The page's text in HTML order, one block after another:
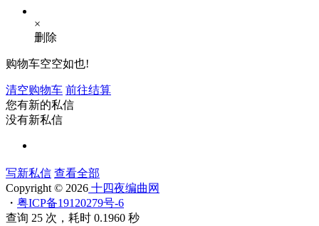
×
删除
购物车空空如也!
清空购物车 前往结算
您有新的私信
没有新私信
写新私信 查看全部
Copyright © 2026 十四夜编曲网
・ 粤ICP备19120279号-6
查询 25 次，耗时 0.1960 秒